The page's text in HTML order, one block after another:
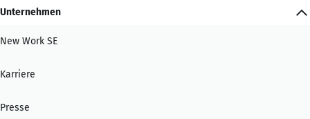
Unternehmen
New Work SE
Karriere
Presse